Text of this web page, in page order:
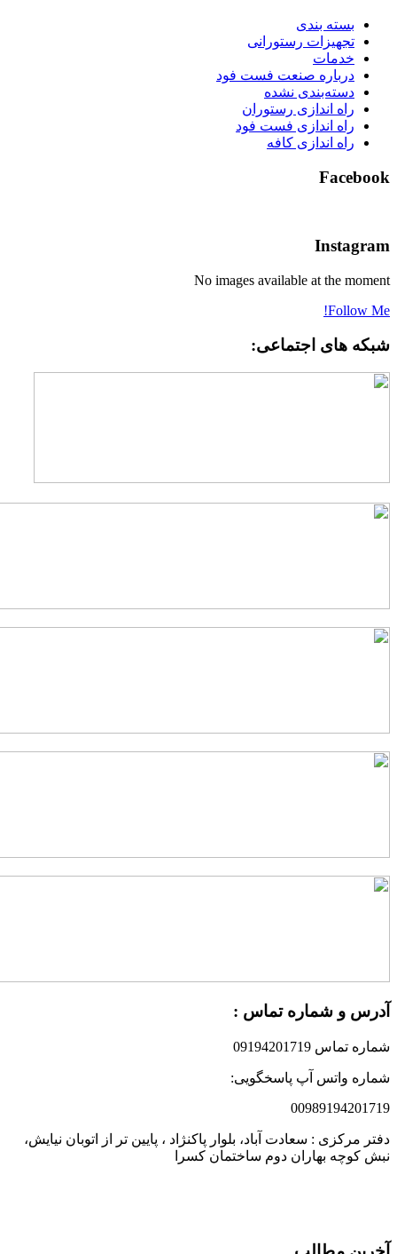
بسته بندی
تجهیزات رستورانی
خدمات
درباره صنعت فست فود
دسته‌بندی نشده
راه اندازی رستوران
راه اندازی فست فود
راه اندازی کافه
No images available at the
Follow
های اجتماعی:
و شماره تماس :
تماس 09194201719
واتس آپ پاسخگویی:
مرکزی : سعادت آباد، بلوار پاکنژاد ، پایین تر از اتوبان نیایش،
کوچه بهاران دوم ساختمان کسرا